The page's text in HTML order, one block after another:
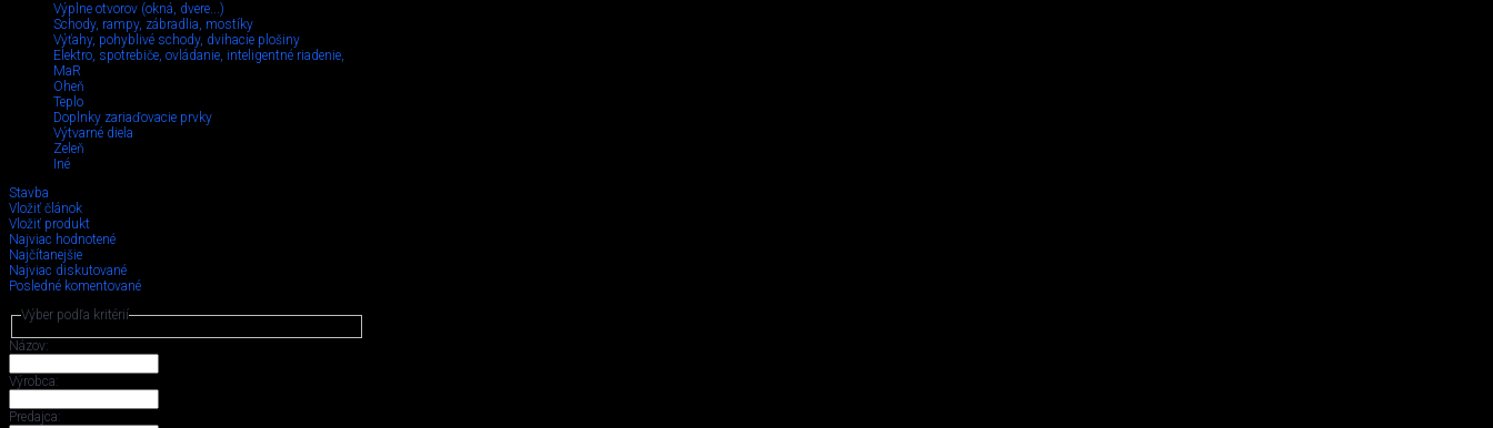
Výplne otvorov (okná, dvere...)
Schody, rampy, zábradlia, mostíky
Výťahy, pohyblivé schody, dvihacie plošiny
Elektro, spotrebiče, ovládanie, inteligentné riadenie,
MaR
Oheň
Teplo
Doplnky zariaďovacie prvky
Výtvarné diela
Zeleň
Iné
Stavba
Vložiť článok
Vložiť produkt
Najviac hodnotené
Najčítanejšie
Najviac diskutované
Posledné komentované
Výber podľa kritérií
Názov:
Výrobca:
Predajca: